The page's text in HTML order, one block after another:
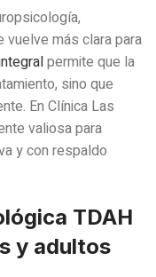
vuelve más clara para
permite que la
sino que
En Clínica Las
valiosa para
y con respaldo
TDAH
y adultos